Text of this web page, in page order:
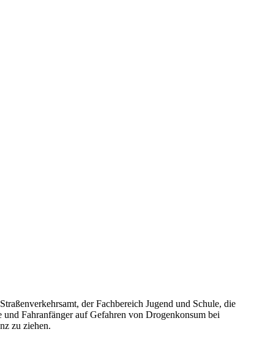
der Fachbereich Jugend und Schule, die
Fahranfänger auf Gefahren von Drogenkonsum bei
zu ziehen.